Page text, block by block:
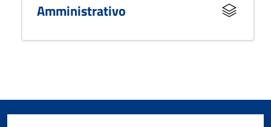
Amministrativo